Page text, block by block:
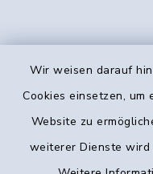
Wir weisen darauf
Cookies einsetzen,
Website zu
weiterer Dienste